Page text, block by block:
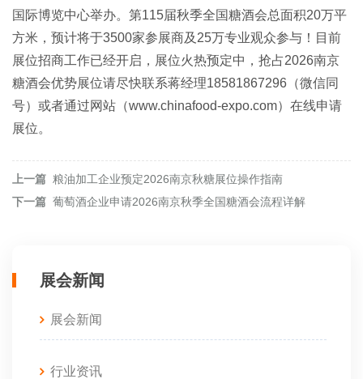
国际博览中心举办。第115届秋季全国糖酒会总面积20万平
方米，预计将于3500家参展商及25万专业观众参与！目前
展位招商工作已经开启，展位火热预定中，抢占2026南京
糖酒会优势展位请尽快联系蒋经理18581867296（微信同
号）或者通过网站（www.chinafood-expo.com）在线申请
展位。
上一篇 粮油加工企业预定2026南京秋糖展位操作指南
下一篇 葡萄酒企业申请2026南京秋季全国糖酒会流程详解
展会新闻
展会新闻
行业资讯